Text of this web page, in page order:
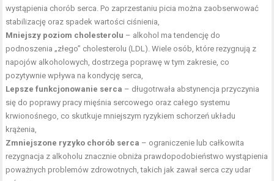
wystąpienia chorób serca. Po zaprzestaniu picia można zaobserwować
stabilizację oraz spadek wartości ciśnienia,
Mniejszy poziom cholesterolu – alkohol ma tendencję do
podnoszenia „złego” cholesterolu (LDL). Wiele osób, które rezygnują z
napojów alkoholowych, dostrzega poprawę w tym zakresie, co
pozytywnie wpływa na kondycję serca,
Lepsze funkcjonowanie serca – długotrwała abstynencja przyczynia
się do poprawy pracy mięśnia sercowego oraz całego systemu
krwionośnego, co skutkuje mniejszym ryzykiem schorzeń układu
krążenia,
Zmniejszone ryzyko chorób serca – ograniczenie lub całkowita
rezygnacja z alkoholu znacznie obniża prawdopodobieństwo wystąpienia
poważnych problemów zdrowotnych, takich jak zawał serca czy udar